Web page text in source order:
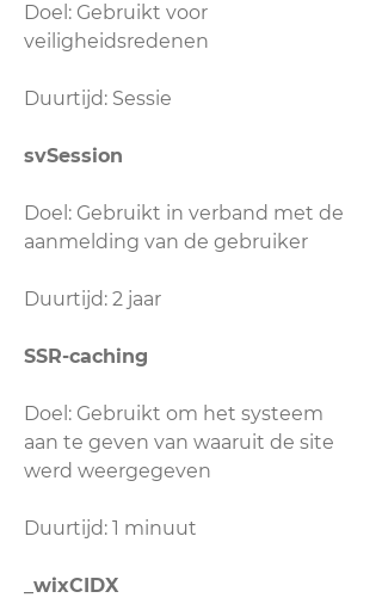
Doel: Gebruikt voor
veiligheidsredenen
Duurtijd: Sessie
svSession
Doel: Gebruikt in verband met de
aanmelding van de gebruiker
Duurtijd: 2 jaar
SSR-caching
Doel: Gebruikt om het systeem
aan te geven van waaruit de site
werd weergegeven
Duurtijd: 1 minuut
_wixCIDX